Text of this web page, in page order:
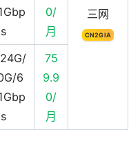
三网
CN2GIA
s
0/
月
6
s
75
9.9
0/
月